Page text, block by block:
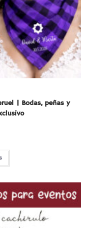
| Bodas, peñas y